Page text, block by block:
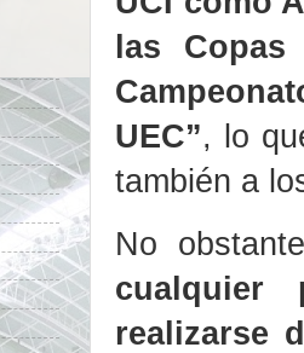
las
UEC”, lo
también a
No
cualquier
realizarse